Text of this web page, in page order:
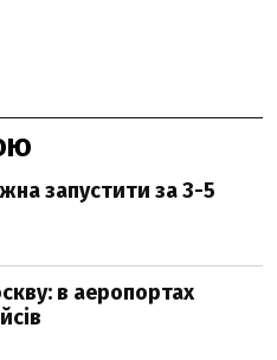
запустити за 3-5
в аеропортах